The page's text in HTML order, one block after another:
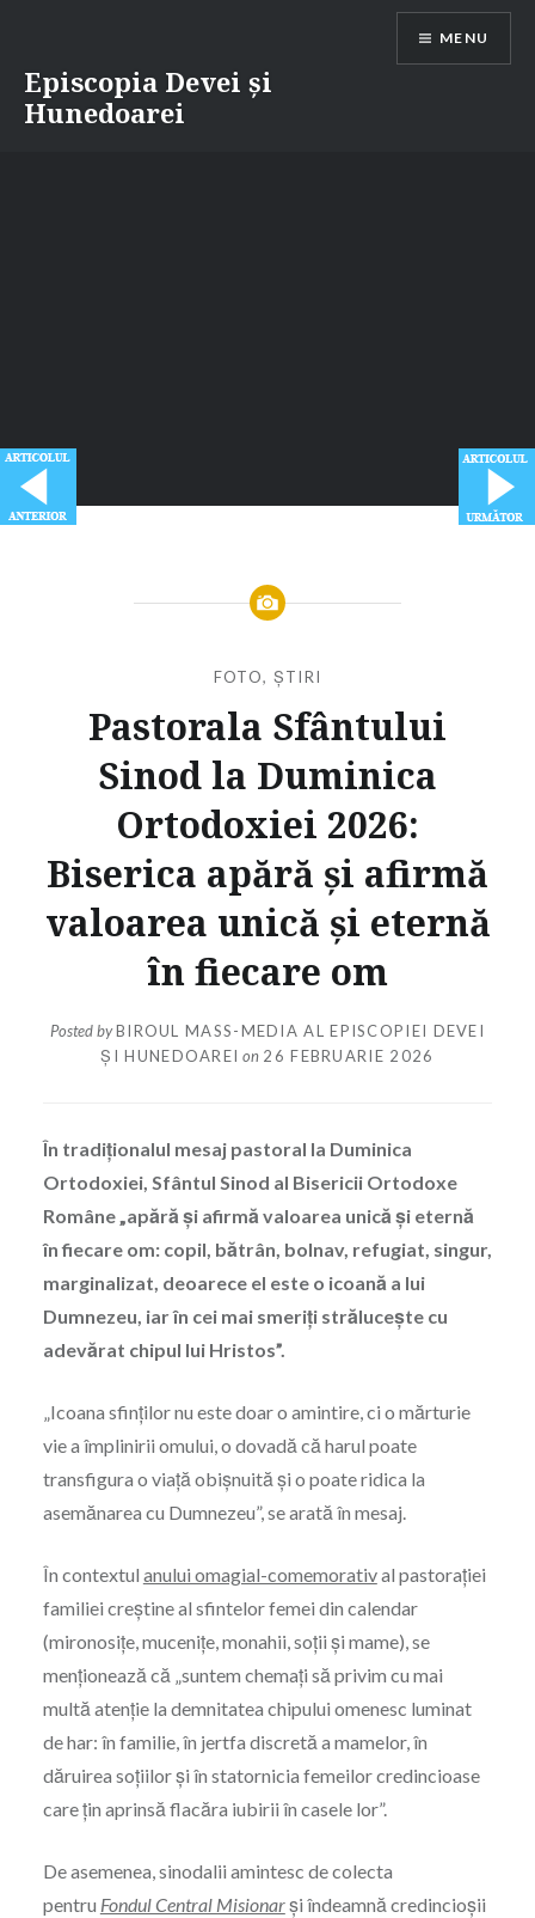
content
Episcopia Devei și
Hunedoarei
MENU
FOTO, ȘTIRI
Pastorala Sfântului
Sinod la Duminica
Ortodoxiei 2026:
Biserica apără și afirmă
valoarea unică și eternă
în fiecare om
Posted byBIROUL MASS-MEDIA AL EPISCOPIEI DEVEI
ȘI HUNEDOAREI on 26 FEBRUARIE 2026
În tradiționalul mesaj pastoral la Duminica
Ortodoxiei, Sfântul Sinod al Bisericii Ortodoxe
Române „apără și afirmă valoarea unică și eternă
în fiecare om: copil, bătrân, bolnav, refugiat, singur,
marginalizat, deoarece el este o icoană a lui
Dumnezeu, iar în cei mai smeriți strălucește cu
adevărat chipul lui Hristos”.
„Icoana sfinților nu este doar o amintire, ci o mărturie
vie a împlinirii omului, o dovadă că harul poate
transfigura o viață obișnuită și o poate ridica la
asemănarea cu Dumnezeu”, se arată în mesaj.
În contextul anului omagial-comemoratival pastorației
familiei creștine al sfintelor femei din calendar
(mironosițe, mucenițe, monahii, soții și mame), se
menționează că „suntem chemați să privim cu mai
multă atenție la demnitatea chipului omenesc luminat
de har: în familie, în jertfa discretă a mamelor, în
dăruirea soțiilor și în statornicia femeilor credincioase
care țin aprinsă flacăra iubirii în casele lor”.
De asemenea, sinodalii amintesc de colecta
pentru Fondul Central Misionarși îndeamnă credincioșii